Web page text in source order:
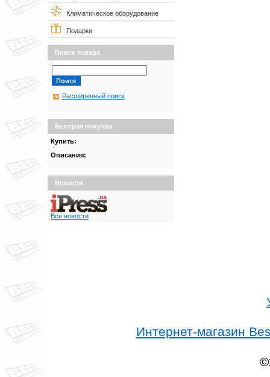
Климатическое оборудование
Подарки
Поиск товара
Расширенный поиск
Быстрая покупка
Купить:
Описания:
Новости
Все новости
Интернет-магазин